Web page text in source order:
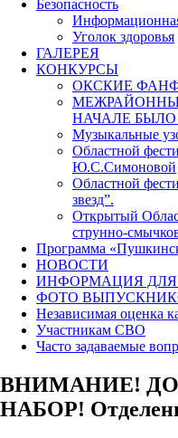
Безопасность
Уголок здоровья
ГАЛЕРЕЯ
КОНКУРСЫ
ОКСКИЕ
НАЧАЛЕ
Музыкальные
Областной
Ю.С.Симоновой
Областной
звезд”.
Открытый
струнно-
Программа
НОВОСТИ
ИНФОРМАЦИЯ
ФОТО
Независимая оценка
Участникам СВО
Часто задаваемые
ВНИМАНИЕ!
НАБОР!